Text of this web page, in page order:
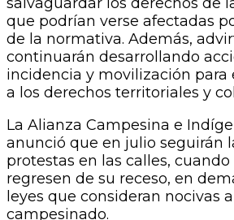
que podrían verse afectadas
de la normativa. Además,
continuarán desarrollando
incidencia y movilización para
a los derechos territoriales y
La Alianza Campesina e
anunció que en julio seguirán
protestas en las calles,
regresen de su receso, en
leyes que consideran nocivas
campesinado.